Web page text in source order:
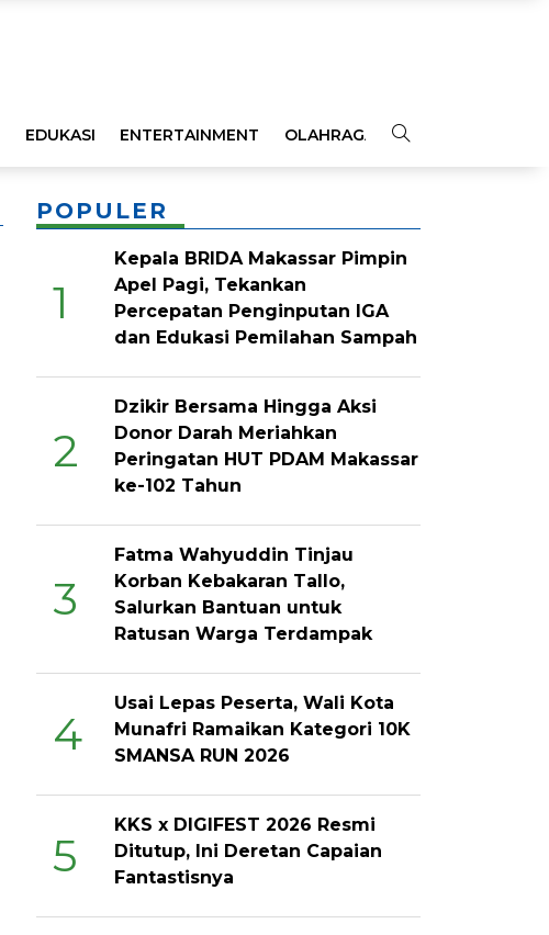
EDUKASI ENTERTAINMENT OLAHRAGA OPINI
POPULER
1
Kepala BRIDA Makassar Pimpin
Apel Pagi, Tekankan
Percepatan Penginputan IGA
dan Edukasi Pemilahan Sampah
2
Dzikir Bersama Hingga Aksi
Donor Darah Meriahkan
Peringatan HUT PDAM Makassar
ke-102 Tahun
3
Fatma Wahyuddin Tinjau
Korban Kebakaran Tallo,
Salurkan Bantuan untuk
Ratusan Warga Terdampak
4
Usai Lepas Peserta, Wali Kota
Munafri Ramaikan Kategori 10K
SMANSA RUN 2026
5
KKS x DIGIFEST 2026 Resmi
Ditutup, Ini Deretan Capaian
Fantastisnya